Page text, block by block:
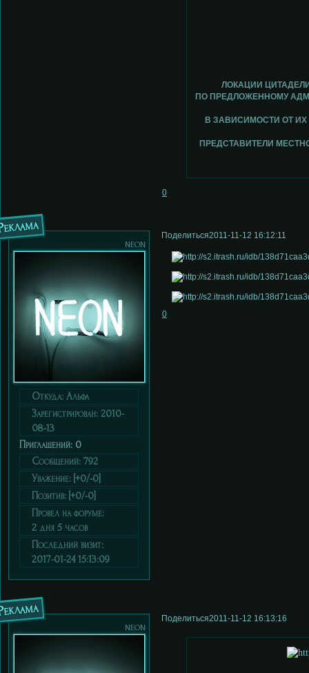
ЛОКАЦИИ
ПО ПРЕДЛОЖЕННОМУ
В ЗАВИСИМОСТИ ОТ
ПРЕДСТАВИТЕЛИ
0
Поделиться2011-11-12 16:12:11
neon
Откуда: Альфа
Зарегистрирован: 2010-
08-13
Приглашений: 0
Сообщений: 792
Уважение: [+0/-0]
Позитив: [+0/-0]
Провел на форуме:
2 дня 5 часов
Последний визит:
2017-01-24 15:13:09
0
Поделиться2011-11-12 16:13:16
neon